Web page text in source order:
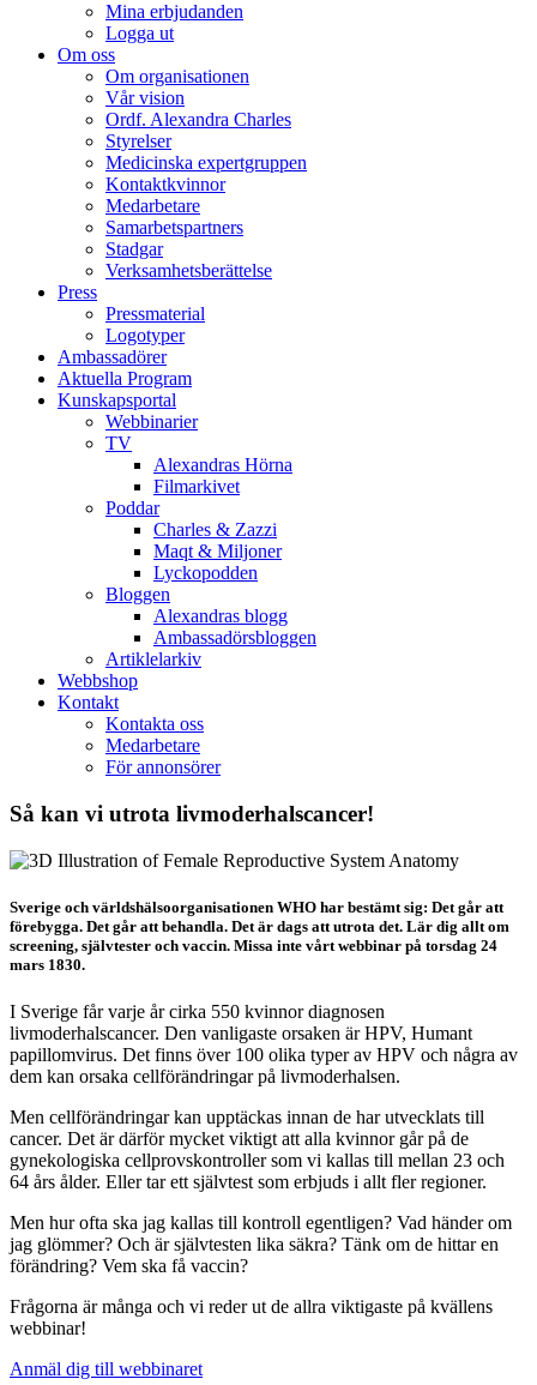
Mina erbjudanden
Logga ut
Om oss
Om organisationen
Vår vision
Ordf. Alexandra Charles
Styrelser
Medicinska expertgruppen
Kontaktkvinnor
Medarbetare
Samarbetspartners
Stadgar
Verksamhetsberättelse
Press
Pressmaterial
Logotyper
Ambassadörer
Aktuella Program
Kunskapsportal
Webbinarier
TV
Alexandras Hörna
Filmarkivet
Poddar
Charles & Zazzi
Maqt & Miljoner
Lyckopodden
Bloggen
Alexandras blogg
Ambassadörsbloggen
Artiklelarkiv
Webbshop
Kontakt
Kontakta oss
Medarbetare
För annonsörer
Så kan vi utrota livmoderhalscancer!
Sverige och världshälsoorganisationen WHO har bestämt sig: Det går att
förebygga. Det går att behandla. Det är dags att utrota det. Lär dig allt om
screening, självtester och vaccin. Missa inte vårt webbinar på torsdag 24
mars 1830.
I Sverige får varje år cirka 550 kvinnor diagnosen
livmoderhalscancer. Den vanligaste orsaken är HPV, Humant
papillomvirus. Det finns över 100 olika typer av HPV och några av
dem kan orsaka cellförändringar på livmoderhalsen.
Men cellförändringar kan upptäckas innan de har utvecklats till
cancer. Det är därför mycket viktigt att alla kvinnor går på de
gynekologiska cellprovskontroller som vi kallas till mellan 23 och
64 års ålder. Eller tar ett självtest som erbjuds i allt fler regioner.
Men hur ofta ska jag kallas till kontroll egentligen? Vad händer om
jag glömmer? Och är självtesten lika säkra? Tänk om de hittar en
förändring? Vem ska få vaccin?
Frågorna är många och vi reder ut de allra viktigaste på kvällens
webbinar!
Anmäl dig till webbinaret